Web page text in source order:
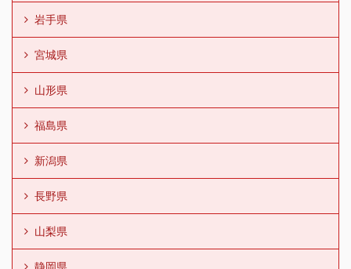
岩手県
宮城県
山形県
福島県
新潟県
長野県
山梨県
静岡県